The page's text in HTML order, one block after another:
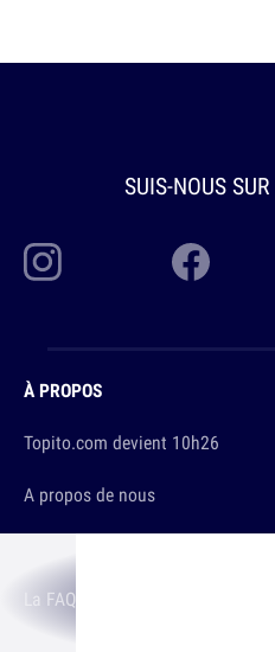
SUIS-NOUS SUR
À PROPOS
Topito.com devient 10h26
A propos de nous
La FAQ